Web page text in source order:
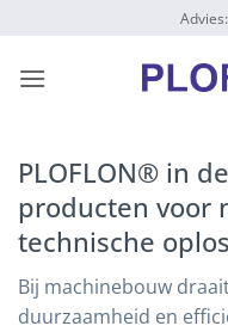
gaan
PLOFLON® in
producten voor
technische
Bij machinebouw
duurzaamheid en